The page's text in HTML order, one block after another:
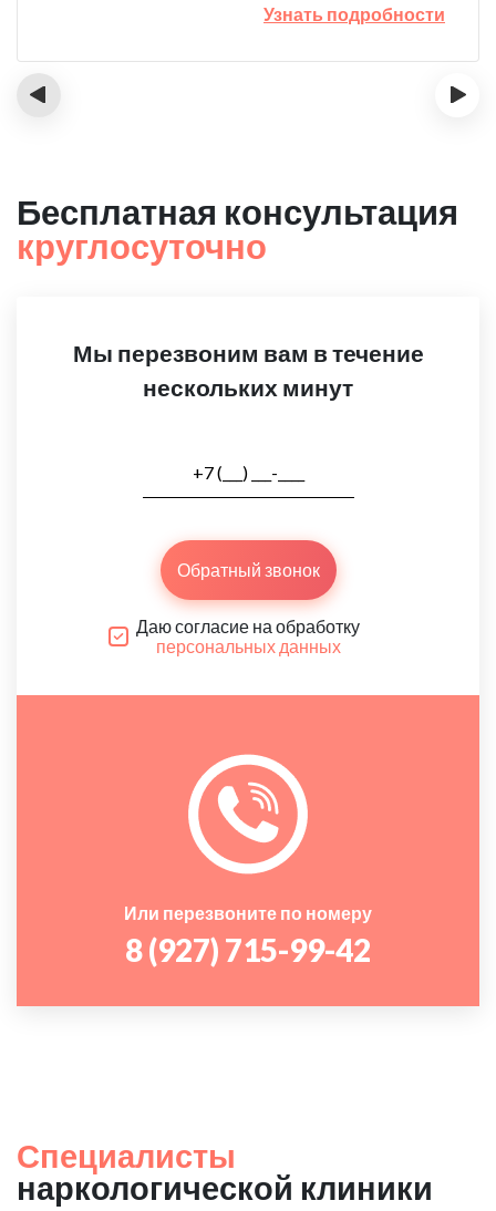
Узнать подробности
‹ ›
Бесплатная консультация
круглосуточно
Мы перезвоним вам в течение
нескольких минут
Обратный звонок
Даю согласие на обработку
персональных данных
Или перезвоните по номеру
8 (927) 715-99-42
Специалисты
наркологической клиники